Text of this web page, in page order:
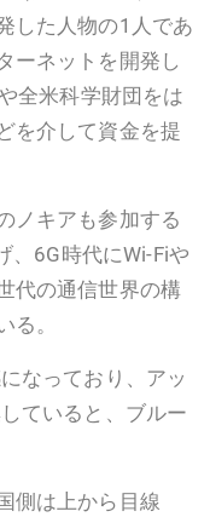
した人物の1人であ
ーネットを開発し
全米科学財団をは
を介して資金を提
ノキアも参加する
、6G時代にWi-Fiや
代の通信世界の構
る。
なっており、アッ
ていると、ブルー
側は上から目線